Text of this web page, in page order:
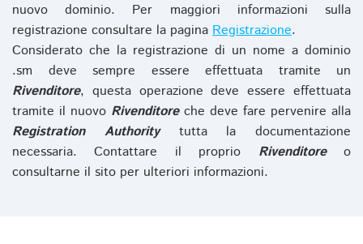
nuovo dominio. Per maggiori informazioni sulla
registrazione consultare la pagina Registrazione.
Considerato che la registrazione di un nome a dominio
.sm deve sempre essere effettuata tramite un
Rivenditore, questa operazione deve essere effettuata
tramite il nuovo Rivenditoreche deve fare pervenire alla
Registration Authoritytutta la documentazione
necessaria. Contattare il proprio Rivenditoreo
consultarne il sito per ulteriori informazioni.